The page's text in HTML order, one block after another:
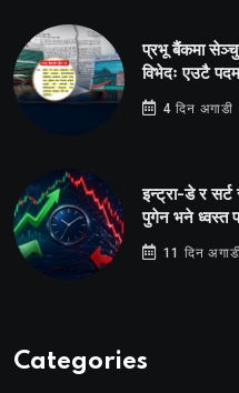
प्रभू बैंकमा
विभेदः एउटै
4 दिन अगाडी
इन्ट्रा-डे र
पुगेन भने ध्वस्त
11 दिन
Categories